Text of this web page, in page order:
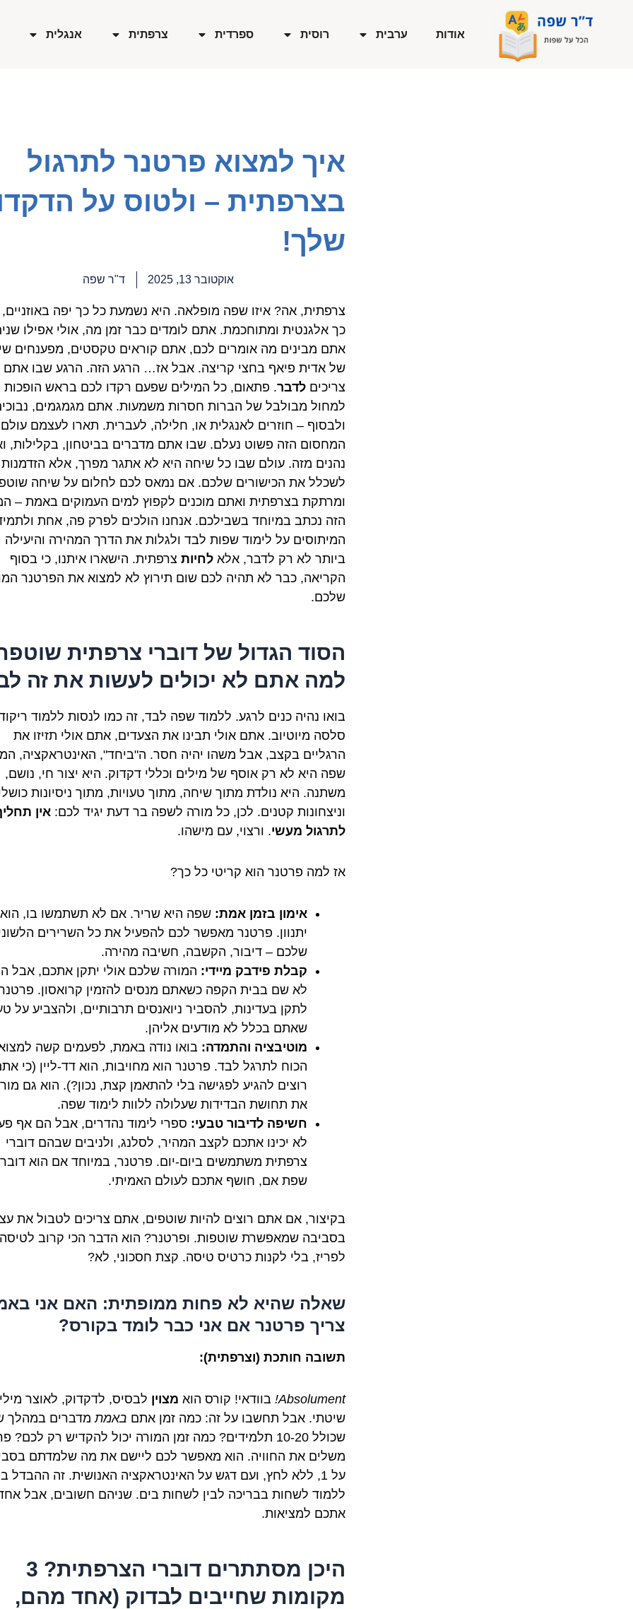
אודות ערבית רוסית ספרדית צרפתית אנגלית
איך למצוא פרטנר לתרגול
בצרפתית – ולטוס על
שלך!
אוקטובר 13, 2025 ד"ר שפה
צרפתית, אה? איזו שפה מופלאה. היא נשמעת כל כך יפה
כך אלגנטית ומתוחכמת. אתם לומדים כבר זמן מה, אולי אפילו
אתם מבינים מה אומרים לכם, אתם קוראים טקסטים, מפענחים
של אדית פיאף בחצי קריצה. אבל אז… הרגע הזה. הרגע שבו אתם
צריכיםלדבר. פתאום, כל המילים שפעם רקדו לכם בראש הופכות
למחול מבולבל של הברות חסרות משמעות. אתם מגמגמים,
ולבסוף – חוזרים לאנגלית או, חלילה, לעברית. תארו לעצמם
המחסום הזה פשוט נעלם. שבו אתם מדברים בביטחון, בקלילות,
נהנים מזה. עולם שבו כל שיחה היא לא אתגר מפרך, אלא הזדמנות
לשכלל את הכישורים שלכם. אם נמאס לכם לחלום על שיחה
ומרתקת בצרפתית ואתם מוכנים לקפוץ למים העמוקים באמת –
הזה נכתב במיוחד בשבילכם. אנחנו הולכים לפרק פה, אחת
המיתוסים על לימוד שפות לבד ולגלות את הדרך המהירה והיעילה
ביותר לא רק לדבר, אלאלחיות צרפתית. הישארו איתנו, כי בסוף
הקריאה, כבר לא תהיה לכם שום תירוץ לא למצוא את הפרטנר
שלכם.
הסוד הגדול של דוברי צרפתית
למה אתם לא יכולים לעשות את זה
בואו נהיה כנים לרגע. ללמוד שפה לבד, זה כמו לנסות ללמוד
סלסה מיוטיוב. אתם אולי תבינו את הצעדים, אתם אולי תזיזו את
הרגליים בקצב, אבל משהו יהיה חסר. ה"ביחד", האינטראקציה,
שפה היא לא רק אוסף של מילים וכללי דקדוק. היא יצור חי, נושם,
משתנה. היא נולדת מתוך שיחה, מתוך טעויות, מתוך ניסיונות
וניצחונות קטנים. לכן, כל מורה לשפה בר דעת יגיד לכם:אין
לתרגול מעשי. ורצוי, עם מישהו.
אז למה פרטנר הוא קריטי כל כך?
אימון בזמן אמת: שפה היא שריר. אם לא תשתמשו בו, הוא
יתנוון. פרטנר מאפשר לכם להפעיל את כל השרירים
שלכם – דיבור, הקשבה, חשיבה מהירה.
קבלת פידבק מיידי: המורה שלכם אולי יתקן אתכם, אבל
לא שם בבית הקפה כשאתם מנסים להזמין קרואסון. פרטנר
לתקן בעדינות, להסביר ניואנסים תרבותיים, ולהצביע על
שאתם בכלל לא מודעים אליהן.
מוטיבציה והתמדה: בואו נודה באמת, לפעמים קשה
הכוח לתרגל לבד. פרטנר הוא מחויבות, הוא דד-ליין (כי
רוצים להגיע לפגישה בלי להתאמן קצת, נכון?). הוא גם
את תחושת הבדידות שעלולה ללוות לימוד שפה.
חשיפה לדיבור טבעי: ספרי לימוד נהדרים, אבל הם אף
לא יכינו אתכם לקצב המהיר, לסלנג, ולניבים שבהם דוברי
צרפתית משתמשים ביום-יום. פרטנר, במיוחד אם הוא דובר
שפת אם, חושף אתכם לעולם האמיתי.
בקיצור, אם אתם רוצים להיות שוטפים, אתם צריכים לטבול את
בסביבה שמאפשרת שוטפות. ופרטנר? הוא הדבר הכי קרוב לטיסה
לפריז, בלי לקנות כרטיס טיסה. קצת חסכוני, לא?
שאלה שהיא לא פחות ממופתית: האם אני
צריך פרטנר אם אני כבר לומד בקורס?
תשובה חותכת (וצרפתית):
Absolument! בוודאי! קורס הוא מצוין לבסיס, לדקדוק, לאוצר
שיטתי. אבל תחשבו על זה: כמה זמן אתם באמת מדברים במהלך
שכולל 10-20 תלמידים? כמה זמן המורה יכול להקדיש רק לכם?
על 1, ללא לחץ, ועם דגש על האינטראקציה האנושית. זה ההבדל
ללמוד לשחות בבריכה לבין לשחות בים. שניהם חשובים, אבל אחד
אתכם למציאות.
היכן מסתתרים דוברי הצרפתית? 3
מקומות שחייבים לבדוק (אחד מהם,